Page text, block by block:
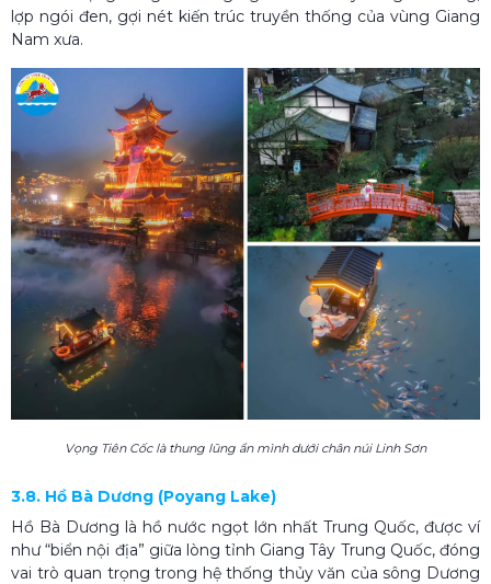
lợp ngói đen, gợi nét kiến trúc truyền thống của vùng Giang
Nam xưa.
Vọng Tiên Cốc là thung lũng ẩn mình dưới chân núi Linh Sơn
3.8. Hồ Bà Dương (Poyang Lake)
Hồ Bà Dương là hồ nước ngọt lớn nhất Trung Quốc, được ví
như “biển nội địa” giữa lòng tỉnh Giang Tây Trung Quốc, đóng
vai trò quan trọng trong hệ thống thủy văn của sông Dương